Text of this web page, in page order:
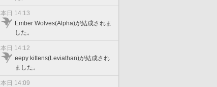
本日 14:13
Ember Wolves(Alpha)が結成されま
した。
本日 14:12
eepy kittens(Leviathan)が結成され
ました。
本日 14:09